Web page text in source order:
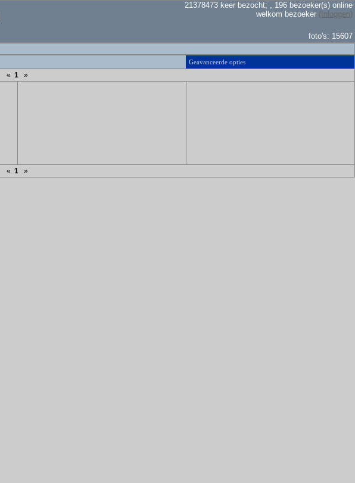
21378473 keer bezocht; , 196 bezoeker(s) online
welkom bezoeker (Inloggen)
foto's: 15607
Geavanceerde opties
« 1 »
« 1 »